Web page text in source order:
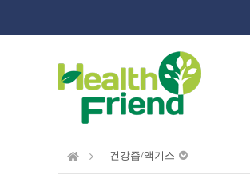
건강즙/액기스